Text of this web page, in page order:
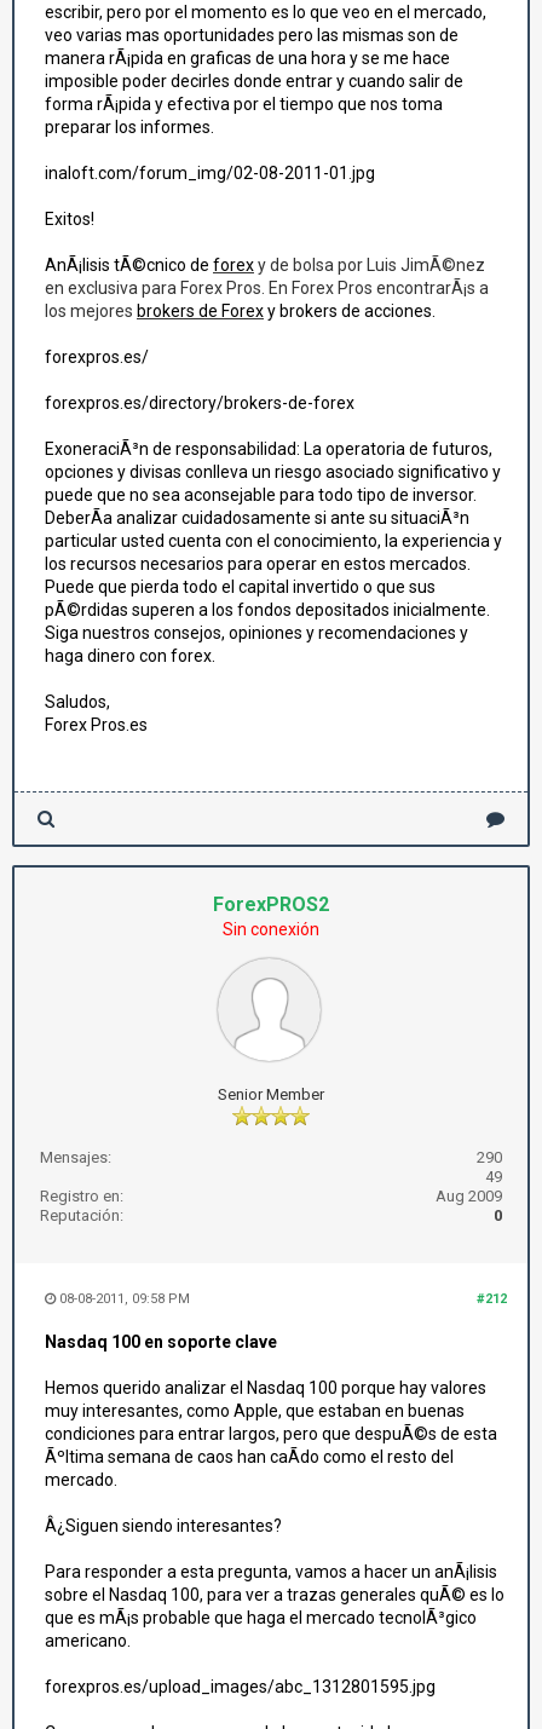
escribir, pero por el momento es lo que veo en el mercado,
veo varias mas oportunidades pero las mismas son de
manera rÃ¡pida en graficas de una hora y se me hace
imposible poder decirles donde entrar y cuando salir de
forma rÃ¡pida y efectiva por el tiempo que nos toma
preparar los informes.
inaloft.com/forum_img/02-08-2011-01.jpg
Exitos!
AnÃ¡lisis tÃ©cnico de forexy de bolsa por Luis JimÃ©nez
en exclusiva para Forex Pros. En Forex Pros encontrarÃ¡s a
los mejores brokers de Forexy brokers de acciones.
forexpros.es/
forexpros.es/directory/brokers-de-forex
ExoneraciÃ³n de responsabilidad: La operatoria de futuros,
opciones y divisas conlleva un riesgo asociado significativo y
puede que no sea aconsejable para todo tipo de inversor.
DeberÃ­a analizar cuidadosamente si ante su situaciÃ³n
particular usted cuenta con el conocimiento, la experiencia y
los recursos necesarios para operar en estos mercados.
Puede que pierda todo el capital invertido o que sus
pÃ©rdidas superen a los fondos depositados inicialmente.
Siga nuestros consejos, opiniones y recomendaciones y
haga dinero con forex.
Saludos,
Forex Pros.es
ForexPROS2
Sin conexión
Senior Member
Mensajes:
290
49
Registro en:
Aug 2009
Reputación:
0
#212
08-08-2011, 09:58 PM
Nasdaq 100 en soporte clave
Hemos querido analizar el Nasdaq 100 porque hay valores
muy interesantes, como Apple, que estaban en buenas
condiciones para entrar largos, pero que despuÃ©s de esta
Ãºltima semana de caos han caÃ­do como el resto del
mercado.
Â¿Siguen siendo interesantes?
Para responder a esta pregunta, vamos a hacer un anÃ¡lisis
sobre el Nasdaq 100, para ver a trazas generales quÃ© es lo
que es mÃ¡s probable que haga el mercado tecnolÃ³gico
americano.
forexpros.es/upload_images/abc_1312801595.jpg